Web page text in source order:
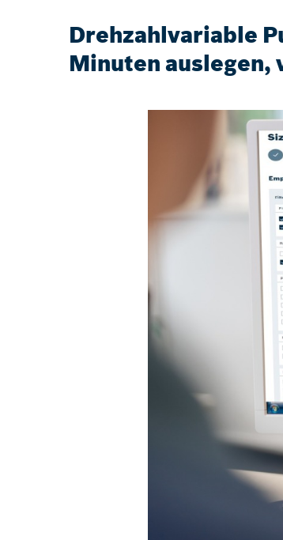
Drehzahlvariable
Minuten